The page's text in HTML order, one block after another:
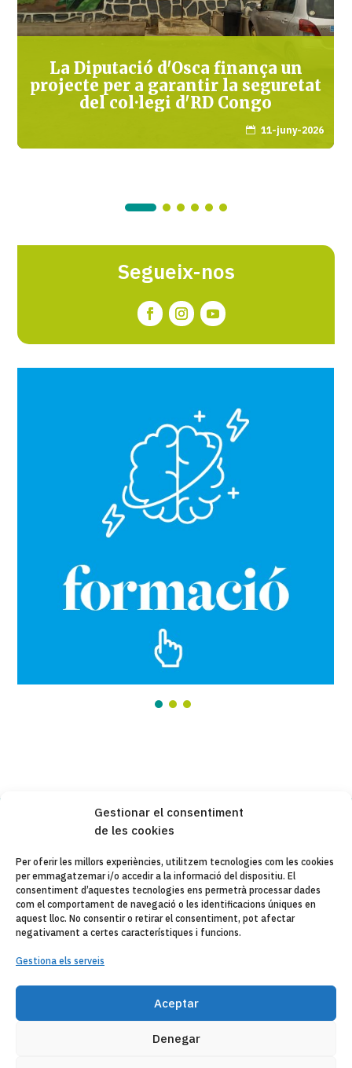
Gestionar el consentiment
de les cookies
Per oferir les millors experiències, utilitzem tecnologies com les cookies
per emmagatzemar i/o accedir a la informació del dispositiu. El
consentiment d’aquestes tecnologies ens permetrà processar dades
com el comportament de navegació o les identificacions úniques en
aquest lloc. No consentir o retirar el consentiment, pot afectar
negativament a certes característiques i funcions.
Gestiona els serveis
Aceptar
Denegar
La Diputació d'Osca finança un
projecte per a garantir la seguretat
del col·legi d'RD Congo
 11-juny-2026
Segueix-nos
Copyleft 2025Itaka-Escolapios
AVÍS LEGAL
POLÍTICA DE PRIVACITAT
ENTITATS COL·LABORADES
CORREU ELECTRÒNIC